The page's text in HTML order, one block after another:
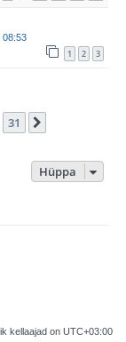
08:53
1 2 3
31
Hüppa
kellaajad on UTC+03:00